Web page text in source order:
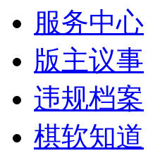
服务中心
版主议事
违规档案
棋软知道